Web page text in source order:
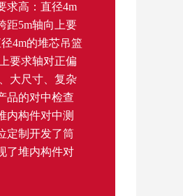
求高：直径4m
距5m轴向上要
4m的堆芯吊篮
要求轴对正偏
大尺寸、复杂
品的对中检查
内构件对中测
定制开发了筒
了堆内构件对